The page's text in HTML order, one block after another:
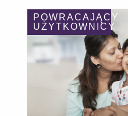
POWRACAJĄCY
UŻYTKOWNICY